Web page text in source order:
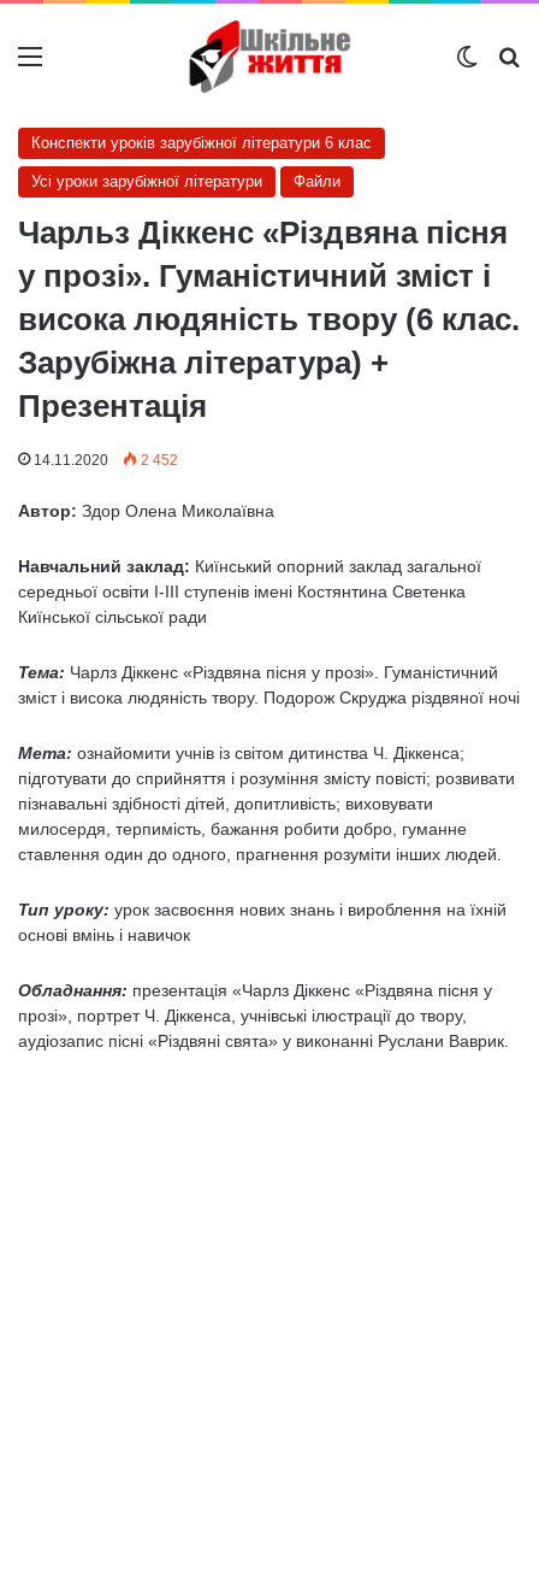
Меню
Конспекти уроків зарубіжної літератури 6 клас
Усі уроки зарубіжної літератури Файли
Чарльз Діккенс «Різдвяна пісня
у прозі». Гуманістичний зміст і
висока людяність твору (6 клас.
Зарубіжна література) +
Презентація
14.11.2020 2 452
Автор: Здор Олена Миколаївна
Навчальний заклад: Киїнський опорний заклад загальної
середньої освіти І-ІІІ ступенів імені Костянтина Светенка
Киїнської сільської ради
Тема: Чарлз Діккенс «Різдвяна пісня у прозі». Гуманістичний
зміст і висока людяність твору. Подорож Скруджа різдвяної ночі
Мета: ознайомити учнів із світом дитинства Ч. Діккенса;
підготувати до сприйняття і розуміння змісту повісті; розвивати
пізнавальні здібності дітей, допитливість; виховувати
милосердя, терпимість, бажання робити добро, гуманне
ставлення один до одного, прагнення розуміти інших людей.
Тип уроку: урок засвоєння нових знань і вироблення на їхній
основі вмінь і навичок
Обладнання: презентація «Чарлз Діккенс «Різдвяна пісня у
прозі», портрет Ч. Діккенса, учнівські ілюстрації до твору,
аудіозапис пісні «Різдвяні свята» у виконанні Руслани Ваврик.